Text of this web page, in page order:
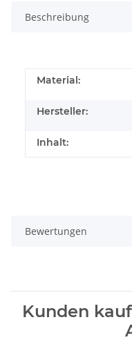
Beschreibung
Material:
Hersteller:
Inhalt:
Bewertungen
Kunden